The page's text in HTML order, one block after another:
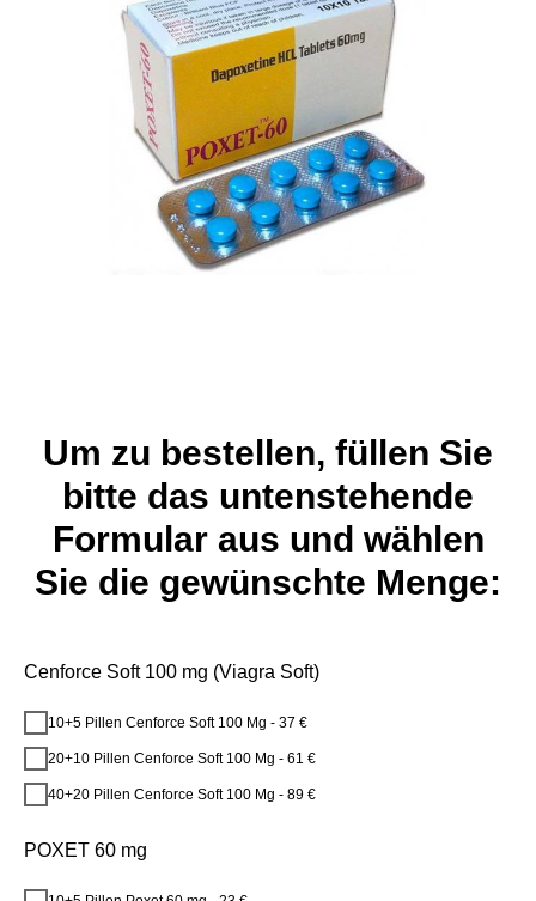
Um zu bestellen, füllen Sie
bitte das untenstehende
Formular aus und wählen
Sie die gewünschte Menge:
Cenforce Soft 100 mg (Viagra Soft)
10+5 Pillen Cenforce Soft 100 Mg - 37 €
20+10 Pillen Cenforce Soft 100 Mg - 61 €
40+20 Pillen Cenforce Soft 100 Mg - 89 €
POXET 60 mg